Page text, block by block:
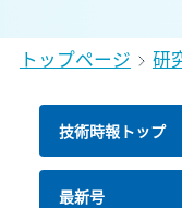
トップページ 研
技術時報トップ
最新号